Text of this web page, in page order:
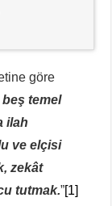
göre
beş temel
ilah
ve elçisi
zekât
tutmak.”[1]